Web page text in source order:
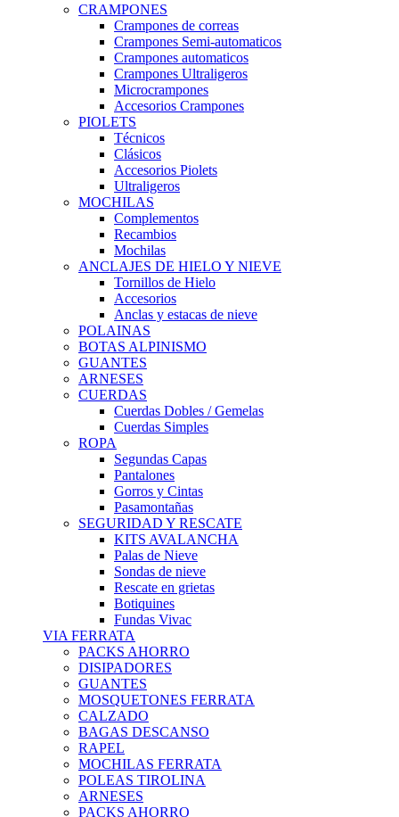
CRAMPONES
Crampones de correas
Crampones Semi-automaticos
Crampones automaticos
Crampones Ultraligeros
Microcrampones
Accesorios Crampones
PIOLETS
Técnicos
Clásicos
Accesorios Piolets
Ultraligeros
MOCHILAS
Complementos
Recambios
Mochilas
ANCLAJES DE HIELO Y NIEVE
Tornillos de Hielo
Accesorios
Anclas y estacas de nieve
POLAINAS
BOTAS ALPINISMO
GUANTES
ARNESES
CUERDAS
Cuerdas Dobles / Gemelas
Cuerdas Simples
ROPA
Segundas Capas
Pantalones
Gorros y Cintas
Pasamontañas
SEGURIDAD Y RESCATE
KITS AVALANCHA
Palas de Nieve
Sondas de nieve
Rescate en grietas
Botiquines
Fundas Vivac
VIA FERRATA
PACKS AHORRO
DISIPADORES
GUANTES
MOSQUETONES FERRATA
CALZADO
BAGAS DESCANSO
RAPEL
MOCHILAS FERRATA
POLEAS TIROLINA
ARNESES
PACKS AHORRO